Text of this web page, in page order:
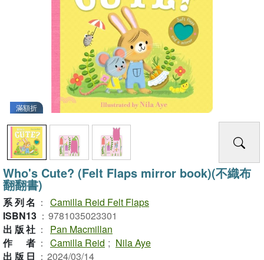
滿額折
Who's Cute? (Felt Flaps mirror book)(不織布
翻翻書)
系列名 ： Camilla Reid Felt Flaps
ISBN13 ： 9781035023301
出版社 ：
Pan Macmillan
作者 ： Camilla Reid ; Nila Aye
出版日 ： 2024/03/14